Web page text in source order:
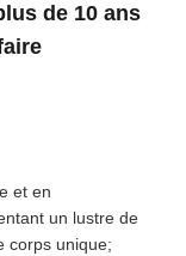
de 10 ans
et en
un lustre de
corps unique;